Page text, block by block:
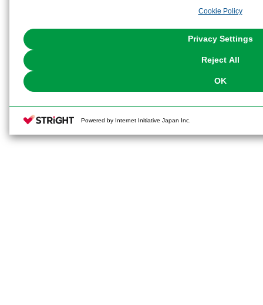
the use of all Cookies except for Strictly Necessary Cookies, please
You can change your consent or rejection settings at any time via
Cookie Policy
Privacy Settings
Reject All
OK
Powered by Internet Initiative Japan Inc.